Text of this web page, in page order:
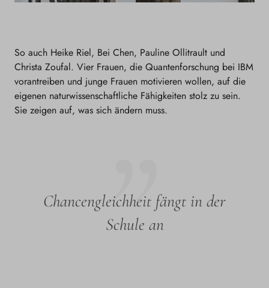
So auch Heike Riel, Bei Chen, Pauline Ollitrault und
Christa Zoufal. Vier Frauen, die Quantenforschung bei IBM
vorantreiben und junge Frauen motivieren wollen, auf die
eigenen naturwissenschaftliche Fähigkeiten stolz zu sein.
Sie zeigen auf, was sich ändern muss.
Chancengleichheit fängt in der
Schule an